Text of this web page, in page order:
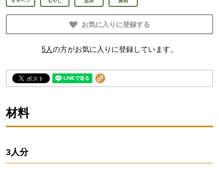
お気に入りに登録する
5人の方がお気に入りに登録しています。
材料
3人分